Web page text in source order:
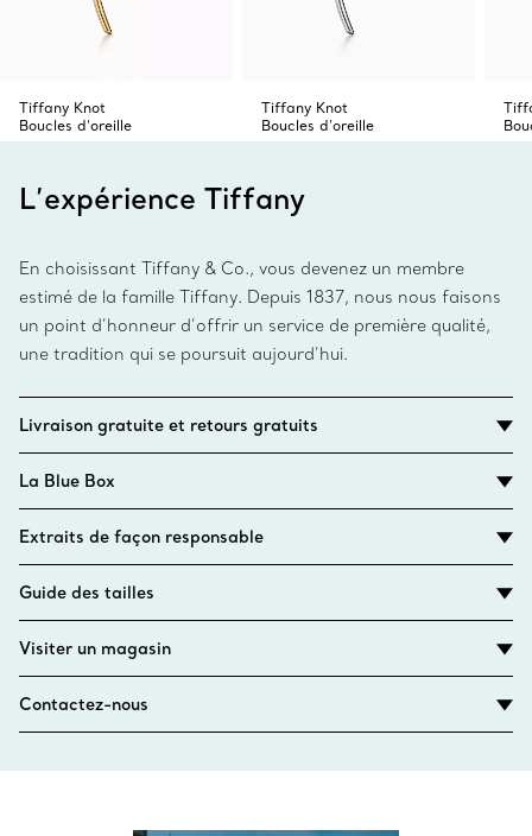
Tiffany Knot
Boucles d’oreille
Tiffany Knot
Boucles d’oreille
L’expérience Tiffany
En choisissant Tiffany & Co., vous devenez un membre
estimé de la famille Tiffany. Depuis 1837, nous nous faisons
un point d’honneur d’offrir un service de première qualité,
une tradition qui se poursuit aujourd’hui.
Livraison gratuite et retours gratuits
La Blue Box
Extraits de façon responsable
Guide des tailles
Visiter un magasin
Contactez-nous